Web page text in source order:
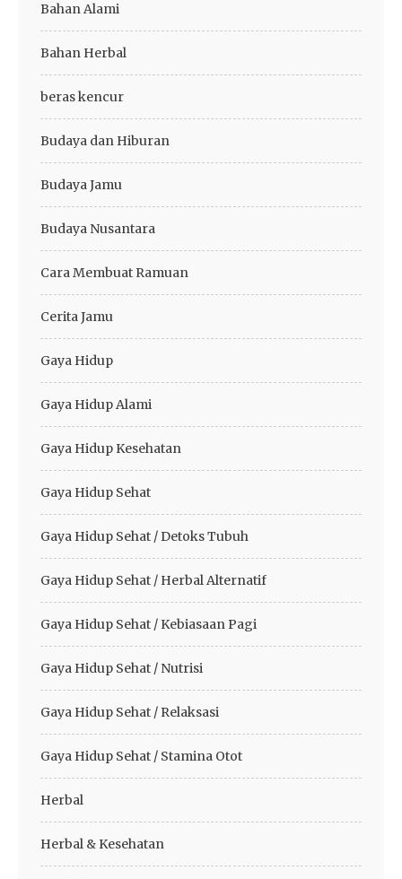
Bahan Alami
Bahan Herbal
beras kencur
Budaya dan Hiburan
Budaya Jamu
Budaya Nusantara
Cara Membuat Ramuan
Cerita Jamu
Gaya Hidup
Gaya Hidup Alami
Gaya Hidup Kesehatan
Gaya Hidup Sehat
Gaya Hidup Sehat / Detoks Tubuh
Gaya Hidup Sehat / Herbal Alternatif
Gaya Hidup Sehat / Kebiasaan Pagi
Gaya Hidup Sehat / Nutrisi
Gaya Hidup Sehat / Relaksasi
Gaya Hidup Sehat / Stamina Otot
Herbal
Herbal & Kesehatan